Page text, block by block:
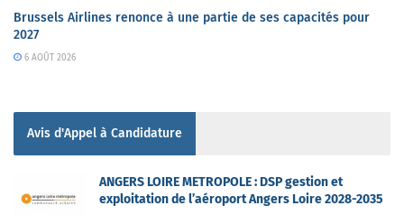
Brussels Airlines renonce à une partie de ses capacités pour
2027
6 AOÛT 2026
Avis d'Appel à Candidature
ANGERS LOIRE METROPOLE : DSP gestion et
exploitation de l’aéroport Angers Loire 2028-2035